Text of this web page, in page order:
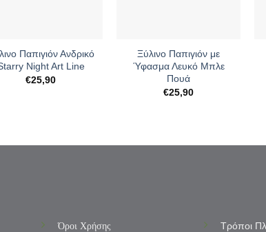
Παπιγιόν Ανδρικό
Night Art Line
€25,90
Ξύλινο Παπιγιόν με
Ύφασμα Λευκό Μπλε
Πουά
€25,90
Όροι Χρήσης Τρόποι